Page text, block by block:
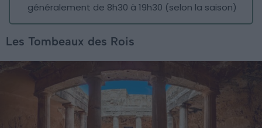
généralement de 8h30 à 19h30 (selon la saison)
Les Tombeaux des Rois